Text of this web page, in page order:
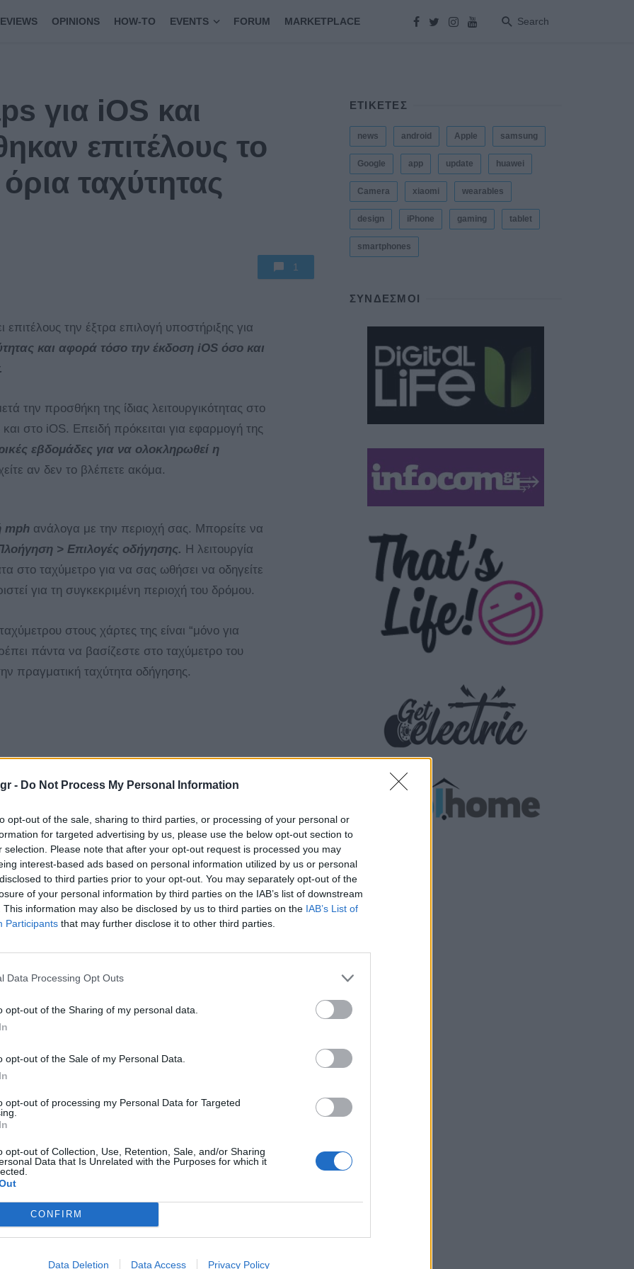
- Do Not Process My Personal Information
opt-out of the sale, sharing to third parties, or processing of your personal or
for targeted advertising by us, please use the below opt-out section to
selection. Please note that after your opt-out request is processed you may
interest-based ads based on personal information utilized by us or personal
to third parties prior to your opt-out. You may separately opt-out of the
of your personal information by third parties on the IAB’s list of downstream
This information may also be disclosed by us to third parties on the IAB’s List of
Participants that may further disclose it to other third parties.
Data Processing Opt Outs
opt-out of the Sharing of my personal data.
opt-out of the Sale of my Personal Data.
opt-out of processing my Personal Data for Targeted
opt-out of Collection, Use, Retention, Sale, and/or Sharing
Data that Is Unrelated with the Purposes for which it
CONFIRM
Data Deletion Data Access Privacy Policy
OPINIONS HOW-TO EVENTS FORUM MARKETPLACE Search
για iOS και
επιτέλους το
ταχύτητας
1
την έξτρα επιλογή υποστήριξης για
και αφορά τόσο την έκδοση iOS όσο και
την προσθήκη της ίδιας λειτουργικότητας στο
στο iOS. Επειδή πρόκειται για εφαρμογή της
εβδομάδες για να ολοκληρωθεί η
αν δεν το βλέπετε ακόμα.
mph ανάλογα με την περιοχή σας. Μπορείτε να
> Επιλογές οδήγησης. Η λειτουργία
στο ταχύμετρο για να σας ωθήσει να οδηγείτε
για τη συγκεκριμένη περιοχή του δρόμου.
στους χάρτες της είναι “μόνο για
πάντα να βασίζεστε στο ταχύμετρο του
πραγματική ταχύτητα οδήγησης.
with
1
Motorola: ετοιμάζει δυναμική
Η πιο ταξιδιάρικη βαλίτσα του
ByΓΙΏΡΓΟΣ ΓΡΊΒΑΣ 4 ημέρες ago
NEWS
συνδρομητές της στο Ρέθυμνο
ΓΙΏΡΓΟΣ ΓΡΊΒΑΣ
ΕΤΙΚΕΤΕΣ
news android Apple samsung
Google app update huawei
Camera xiaomi wearables
design iPhone gaming tablet
smartphones
ΣΎΝΔΕΣΜΟΙ